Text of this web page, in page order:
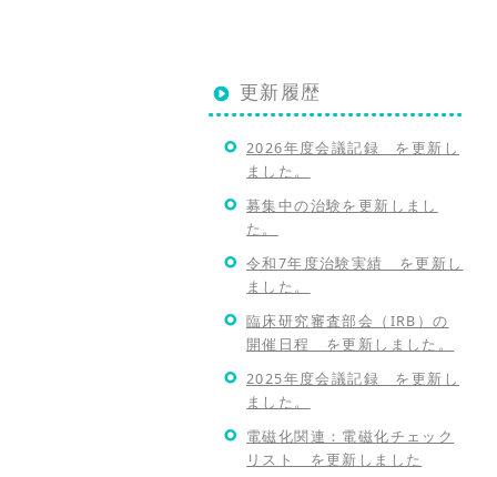
更新履歴
2026年度会議記録 を更新し
ました。
募集中の治験を更新しまし
た。
令和7年度治験実績 を更新し
ました。
臨床研究審査部会（IRB）の
開催日程 を更新しました。
2025年度会議記録 を更新し
ました。
電磁化関連：電磁化チェック
リスト を更新しました